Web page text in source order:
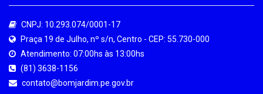
CNPJ: 10.293.074/0001-17
Praça 19 de Julho, nº s/n, Centro - CEP: 55.730-000
Atendimento: 07:00hs às 13:00hs
(81) 3638-1156
contato@bomjardim.pe.gov.br